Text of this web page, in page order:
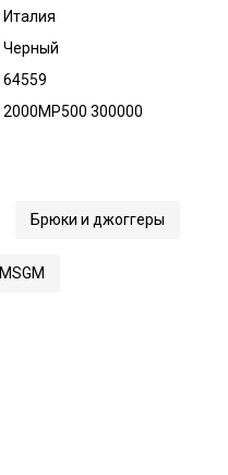
Италия
Черный
64559
2000MP500 300000
Брюки и джоггеры
MSGM